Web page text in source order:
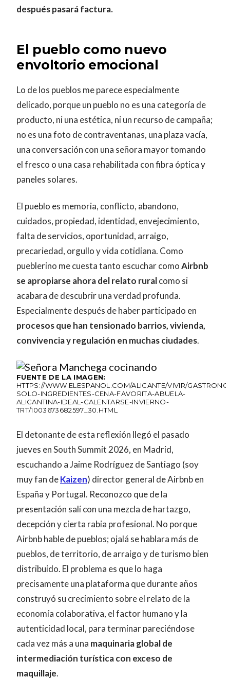
después pasará factura.
El pueblo como nuevo
envoltorio emocional
Lo de los pueblos me parece especialmente
delicado, porque un pueblo no es una categoría de
producto, ni una estética, ni un recurso de campaña;
no es una foto de contraventanas, una plaza vacía,
una conversación con una señora mayor tomando
el fresco o una casa rehabilitada con fibra óptica y
paneles solares.
El pueblo es memoria, conflicto, abandono,
cuidados, propiedad, identidad, envejecimiento,
falta de servicios, oportunidad, arraigo,
precariedad, orgullo y vida cotidiana. Como
pueblerino me cuesta tanto escuchar comoAirbnb
se apropiarse ahora del relato ruralcomo si
acabara de descubrir una verdad profunda.
Especialmente después de haber participado en
procesos que han tensionado barrios, vivienda,
convivencia y regulación en muchas ciudades.
FUENTE DE LA IMAGEN:
HTTPS://WWW.ELESPANOL.COM/ALICANTE/VIVIR/
SOLO-INGREDIENTES-CENA-FAVORITA-ABUELA-
ALICANTINA-IDEAL-CALENTARSE-INVIERNO-
TRT/1003673682597_30.HTML
El detonante de esta reflexión llegó el pasado
jueves en South Summit 2026, en Madrid,
escuchando a Jaime Rodríguez de Santiago (soy
muy fan deKaizen) director general de Airbnb en
España y Portugal. Reconozco que de la
presentación salí con una mezcla de hartazgo,
decepción y cierta rabia profesional. No porque
Airbnb hable de pueblos; ojalá se hablara más de
pueblos, de territorio, de arraigo y de turismo bien
distribuido. El problema es que lo haga
precisamente una plataforma que durante años
construyó su crecimiento sobre el relato de la
economía colaborativa, el factor humano y la
autenticidad local, para terminar pareciéndose
cada vez más a una maquinaria global de
intermediación turística con exceso de
maquillaje.